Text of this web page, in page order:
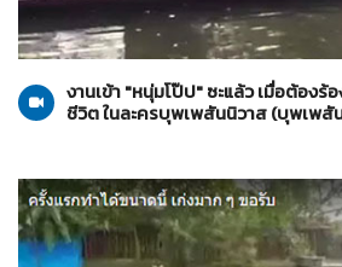
31-03-2559
บุพเพสันนิวาส
งานเข้า "หนุ่มโป๊ป" ซะแล้ว เมื่อต้องร้
ชีวิต ในละครบุพเพสันนิวาส (บุพเพสั